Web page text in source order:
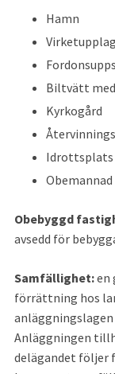
Hamn
Virketupplag
Biltvätt
Kyrkogård
Idrottsplats
Obebyggd
avsedd för
Samfällighet: en
förrättning hos
Anläggningen
delägandet följer